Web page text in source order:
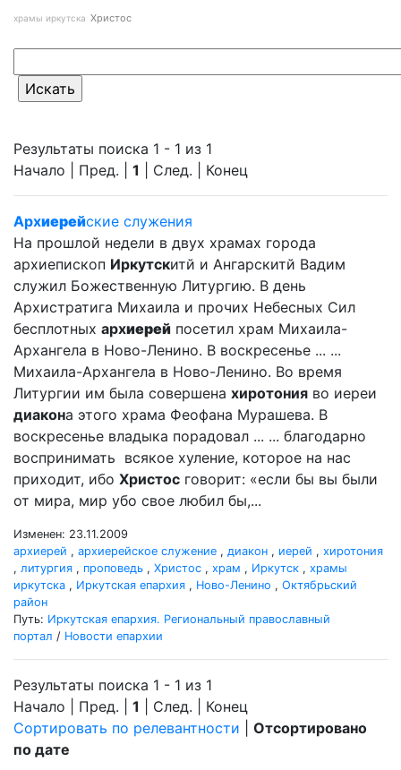
храмы иркутска Христос
Результаты поиска 1 - 1 из 1
Начало | Пред. | 1 | След. | Конец
Архиерейские служения
На прошлой недели в двух храмах города
архиепископ Иркутскитй и Ангарскитй Вадим
служил Божественную Литургию. В день
Архистратига Михаила и прочих Небесных Сил
бесплотных архиерей посетил храм Михаила-
Архангела в Ново-Ленино. В воскресенье ... ...
Михаила-Архангела в Ново-Ленино. Во время
Литургии им была совершена хиротония во иереи
диакона этого храма Феофана Мурашева. В
воскресенье владыка порадовал ... ... благодарно
воспринимать всякое хуление, которое на нас
приходит, ибо Христос говорит: «если бы вы были
от мира, мир убо свое любил бы,...
Изменен: 23.11.2009
архиерей , архиерейское служение , диакон , иерей , хиротония
, литургия , проповедь , Христос , храм , Иркутск , храмы
иркутска , Иркутская епархия , Ново-Ленино , Октябрьский
район
Путь: Иркутская епархия. Региональный православный
портал / Новости епархии
Результаты поиска 1 - 1 из 1
Начало | Пред. | 1 | След. | Конец
Сортировать по релевантности
Отсортировано
по дате